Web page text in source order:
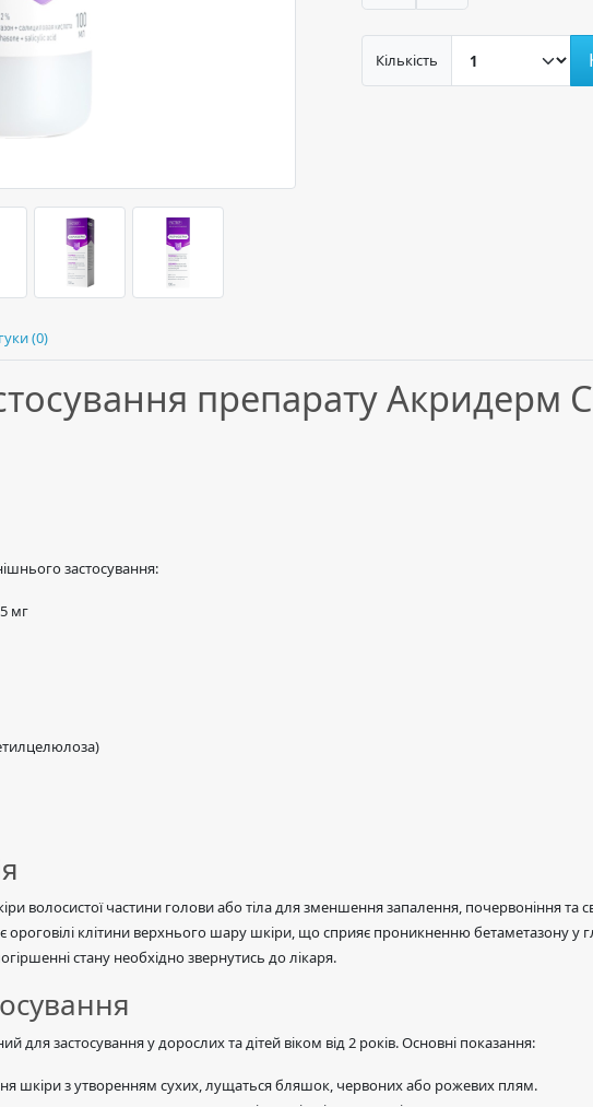
Кількість
(0)
препарату Акридерм
застосування:
мг
волосистої частини голови або тіла для зменшення запалення, почервоніння
ороговілі клітини верхнього шару шкіри, що сприяє проникненню бетаметазону
стану необхідно звернутись до лікаря.
застосування у дорослих та дітей віком від 2 років. Основні показання:
шкіри з утворенням сухих, лущаться бляшок, червоних або рожевих плям.